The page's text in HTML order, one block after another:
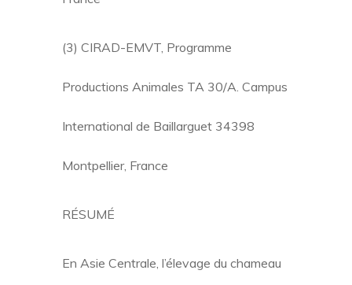
(3) CIRAD-EMVT, Programme
Productions Animales TA 30/A. Campus
International de Baillarguet 34398
Montpellier, France
RÉSUMÉ
En Asie Centrale, l’élevage du chameau